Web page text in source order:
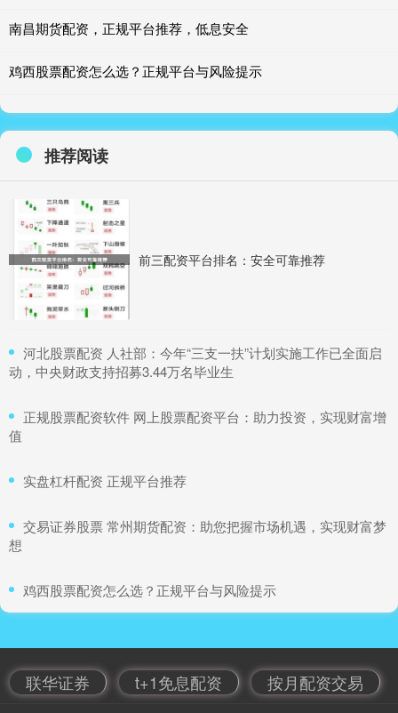
南昌期货配资，正规平台推荐，低息安全
鸡西股票配资怎么选？正规平台与风险提示
推荐阅读
前三配资平台排名：安全可靠推荐
​河北股票配资 人社部：今年“三支一扶”计划实施工作已全面启
动，中央财政支持招募3.44万名毕业生
​正规股票配资软件 网上股票配资平台：助力投资，实现财富增
值
​实盘杠杆配资 正规平台推荐
​交易证券股票 常州期货配资：助您把握市场机遇，实现财富梦
想
​鸡西股票配资怎么选？正规平台与风险提示
联华证券 t+1免息配资 按月配资交易